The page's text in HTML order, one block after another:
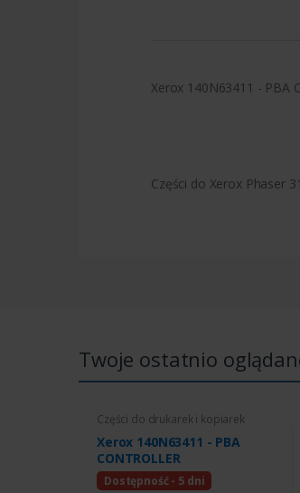
Xerox 140N63411 - PBA
Części do Xerox Phaser
Twoje ostatnio
Części do drukarek i kopiarek
Xerox 140N63411 - PBA
CONTROLLER
Dostępność - 5 dni